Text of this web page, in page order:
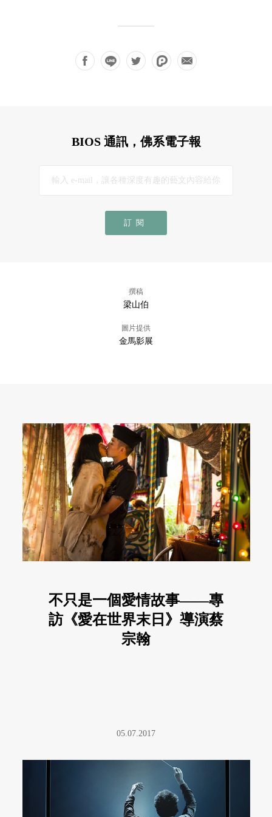
BIOS 通訊，佛系電子報
訂閱
撰稿
梁山伯
圖片提供
金馬影展
不只是一個愛情故事——專
訪《愛在世界末日》導演蔡
宗翰
05.07.2017